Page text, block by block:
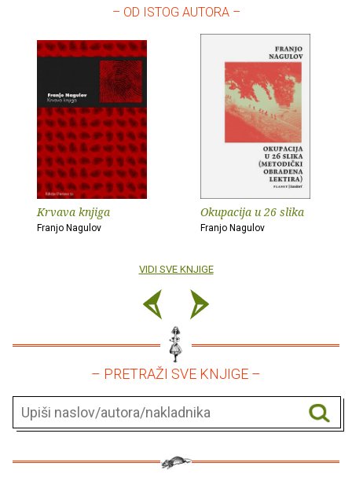
– OD ISTOG AUTORA –
Krvava knjiga
Franjo Nagulov
Okupacija u 26 slika
Franjo Nagulov
VIDI SVE KNJIGE
– PRETRAŽI SVE KNJIGE –